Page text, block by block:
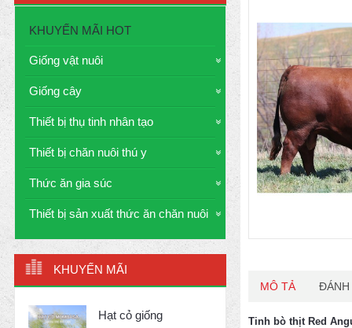
KHUYẾN MÃI HOT
Giống vật nuôi
Giống cây
Thiết bị thụ tinh nhân tạo
Thiết bị chăn nuôi thú y
Thức ăn gia súc
Thiết bị sản xuất thức ăn chăn nuôi
KHUYẾN MÃI
Hạt cỏ giống
MÔ TẢ ĐÁNH
Tinh bò thịt Red